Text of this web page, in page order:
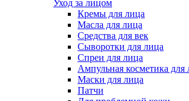
Уход за лицом
Кремы для лица
Масла для лица
Средства для век
Сыворотки для лица
Спреи для лица
Ампульная косметика для
Маски для лица
Патчи